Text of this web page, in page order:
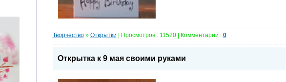
Творчество» Открытки | Просмотров : 11520 | Комментарии : 0
Открытка к 9 мая своими руками